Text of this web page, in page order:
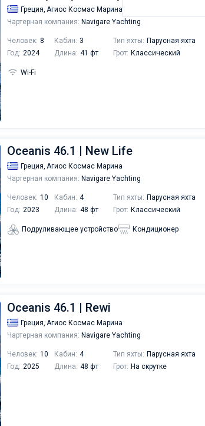
Греция, Агиос Космас Марина
Чартерная компания: Navigare Yachting
Человек: 8 Кабин: 3 Тип яхты: Парусная яхта
Год: 2024 Длина: 41 фт Грот: Классический
Wi-Fi
Oceanis 46.1 | New Life
Греция, Агиос Космас Марина
Чартерная компания: Navigare Yachting
Человек: 10 Кабин: 4 Тип яхты: Парусная яхта
Год: 2023 Длина: 48 фт Грот: Классический
Подруливающее устройство Кондиционер
Oceanis 46.1 | Rewi
Греция, Агиос Космас Марина
Чартерная компания: Navigare Yachting
Человек: 10 Кабин: 4 Тип яхты: Парусная яхта
Год: 2025 Длина: 48 фт Грот: На скрутке